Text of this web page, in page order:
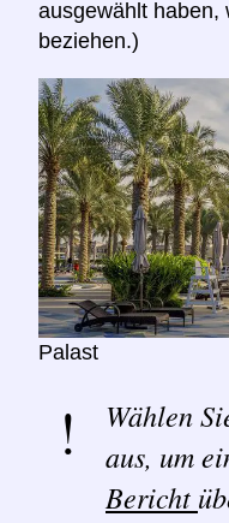
ausgewählt haben,
beziehen.)
Palast
Wählen
aus, um
Bericht